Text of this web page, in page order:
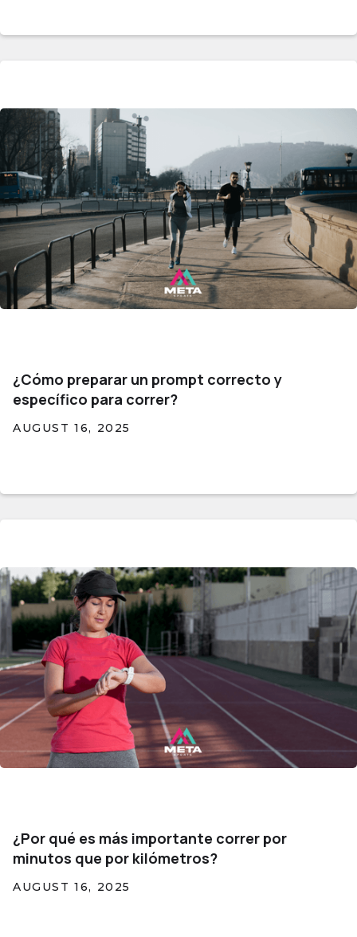
¿Cómo preparar un prompt correcto y
específico para correr?
AUGUST 16, 2025
¿Por qué es más importante correr por
minutos que por kilómetros?
AUGUST 16, 2025